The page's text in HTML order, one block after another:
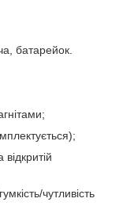
батарейок.
чутливість